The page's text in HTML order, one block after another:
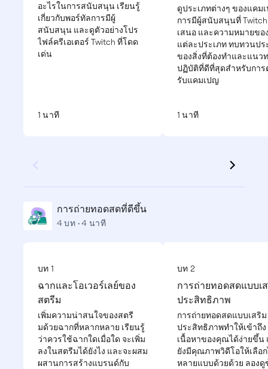
อะไรในการสนับสนุน เรียนรู้
เกี่ยวกับพอร์ทัลการมีผู้
สนับสนุน และดูตัวอย่างโปร
ไฟล์ครีเอเตอร์ Twitch ที่โดด
เด่น
1 นาที
ดูประเภทต่างๆ ของแคม
การมีผู้สนับสนุนที่
เสนอ และความหมายขอ
แต่ละประเภท ทบทวนปร
ของสิ่งที่ต้องทำและแนว
ปฏิบัติที่ดีที่สุดสำหรับการ
รับแคมเปญ
1 นาที
การถ่ายทอดสดที่ดีขึ้น
4 บท • 4 นาที
ฉากและโอเวอร์เลย์ของ
สตรีม
บท 1
เพิ่มความน่าสนใจของสตรี
มด้วยฉากที่หลากหลาย เรียนรู้
ว่าควรใช้ฉากใดเมื่อใด จะเพิ่ม
ลงในสตรีมได้ยังไง และจะผสม
ผสานการสร้างแบรนด์กับ
การถ่ายทอดสดแบบเ
ประสิทธิภาพ
บท 2
การถ่ายทอดสดแบบเสริม
ประสิทธิภาพทำให้เข้าถึง
เนื้อหาของคุณได้ง่ายขึ้น
ยังมีคุณภาพวิดีโอให้เลือ
หลายแบบด้วยด้วย ลองดู